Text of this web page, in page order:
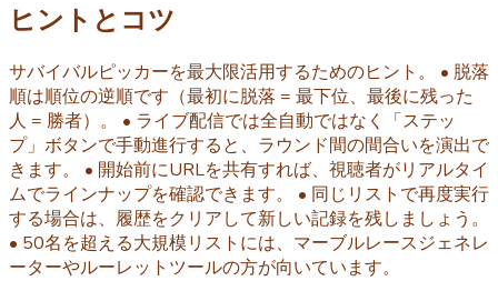
ヒントとコツ
サバイバルピッカーを最大限活用するためのヒント。 • 脱落
順は順位の逆順です（最初に脱落 = 最下位、最後に残った
人 = 勝者）。 • ライブ配信では全自動ではなく「ステッ
プ」ボタンで手動進行すると、ラウンド間の間合いを演出で
きます。 • 開始前にURLを共有すれば、視聴者がリアルタイ
ムでラインナップを確認できます。 • 同じリストで再度実行
する場合は、履歴をクリアして新しい記録を残しましょう。
• 50名を超える大規模リストには、マーブルレースジェネレ
ーターやルーレットツールの方が向いています。